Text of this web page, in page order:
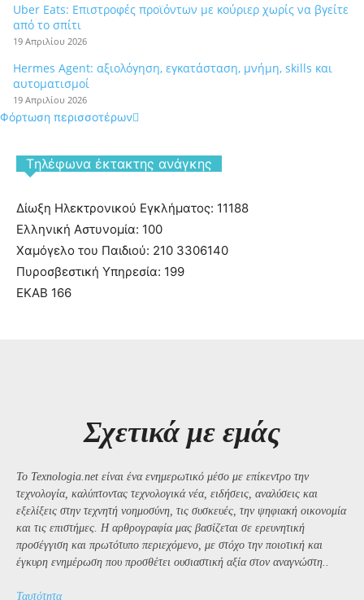
Uber Eats: Επιστροφές προϊόντων με κούριερ χωρίς να βγείτε
από το σπίτι
19 Απριλίου 2026
Hermes Agent: αξιολόγηση, εγκατάσταση, μνήμη, skills και
αυτοματισμοί
19 Απριλίου 2026
Φόρτωση περισσοτέρων
Tηλέφωνα έκτακτης ανάγκης
Δίωξη Ηλεκτρονικού Εγκλήματος: 11188
Ελληνική Αστυνομία: 100
Χαμόγελο του Παιδιού: 210 3306140
Πυροσβεστική Υπηρεσία: 199
ΕΚΑΒ 166
Σχετικά με εμάς
Το Texnologia.net είναι ένα ενημερωτικό μέσο με επίκεντρο την
τεχνολογία, καλύπτοντας τεχνολογικά νέα, ειδήσεις, αναλύσεις και
εξελίξεις στην τεχνητή νοημοσύνη, τις συσκευές, την ψηφιακή οικονομία
και τις επιστήμες. Η αρθρογραφία μας βασίζεται σε ερευνητική
προσέγγιση και πρωτότυπο περιεχόμενο, με στόχο την ποιοτική και
έγκυρη ενημέρωση που προσθέτει ουσιαστική αξία στον αναγνώστη..
Ταυτότητα